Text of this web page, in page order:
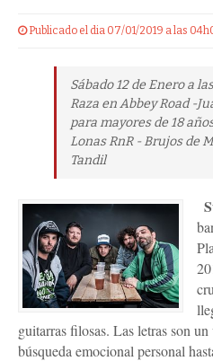
Publicado el dia 07/01/2019 a las
Sábado 12 de Enero a
Raza en Abbey Road -
para mayores de 18
Lonas RnR - Brujos de
Tandil
guitarras filosas. Las letras son
búsqueda emocional personal